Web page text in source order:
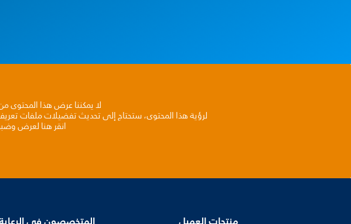
لا يمكننا عرض هذا المحتوى
لرؤية هذا المحتوى، ستحتاج إلى تحديث تفضيلات ملفات
انقر هنا لعرض